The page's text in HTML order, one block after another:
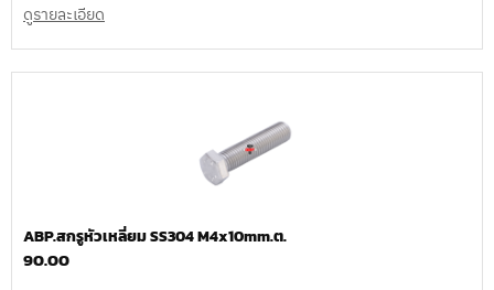
ดูรายละเอียด
ABP.สกรูหัวเหลี่ยม SS304 M4x10mm.ต.
90.00